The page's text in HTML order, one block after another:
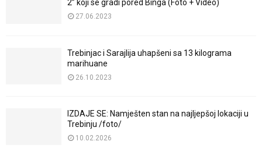
2” koji se gradi pored Binga (Foto + Video)
27.06.2023
Trebinjac i Sarajlija uhapšeni sa 13 kilograma
marihuane
26.10.2023
IZDAJE SE: Namješten stan na najljepšoj lokaciji u
Trebinju /foto/
10.02.2026